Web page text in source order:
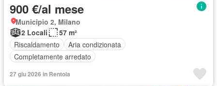
900 €/al mese
Municipio 2, Milano
2 Locali
57 m²
Riscaldamento
Aria condizionata
Completamente arredato
27 giu 2026 in Rentola